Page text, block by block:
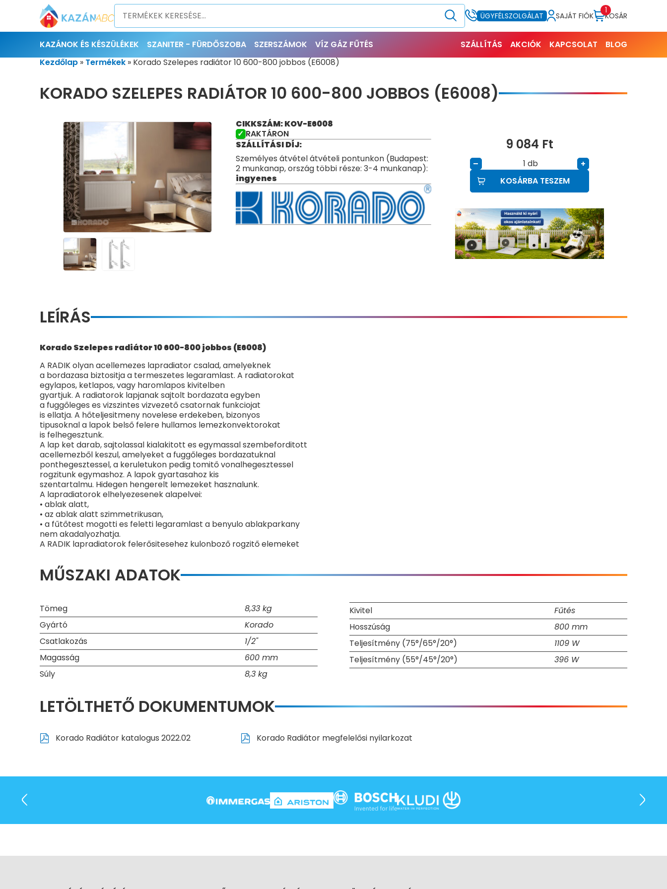
ÜGYFÉLSZOLGÁLAT SAJÁT FIÓK KOSÁR
1
KAZÁNOK ÉS KÉSZÜLÉKEK SZANITER - FÜRDŐSZOBA SZERSZÁMOK VÍZ GÁZ FŰTÉS SZÁLLÍTÁS AKCIÓK KAPCSOLAT
BLOG
Kezdőlap » Termékek » Korado Szelepes radiátor 10 600-800 jobbos (E6008)
KORADO SZELEPES RADIÁTOR 10 600-800 JOBBOS (E6008)
CIKKSZÁM: KOV-E6008
RAKTÁRON
SZÁLLÍTÁSI DÍJ:
Személyes átvétel átvételi pontunkon (Budapest:
2 munkanap, ország többi része: 3-4 munkanap):
ingyenes
9 084 Ft
– db
+
KOSÁRBA TESZEM
LEÍRÁS
Korado Szelepes radiátor 10 600-800 jobbos (E6008)
A RADIK olyan acellemezes lapradiator csalad, amelyeknek
a bordazasa biztositja a termeszetes legaramlast. A radiatorokat
egylapos, ketlapos, vagy haromlapos kivitelben
gyartjuk. A radiatorok lapjanak sajtolt bordazata egyben
a fuggőleges es vizszintes vizvezető csatornak funkciojat
is ellatja. A hőteljesitmeny novelese erdekeben, bizonyos
tipusoknal a lapok belső felere hullamos lemezkonvektorokat
is felhegesztunk.
A lap ket darab, sajtolassal kialakitott es egymassal szembeforditott
acellemezből keszul, amelyeket a fuggőleges bordazatuknal
ponthegesztessel, a keruletukon pedig tomitő vonalhegesztessel
rogzitunk egymashoz. A lapok gyartasahoz kis
szentartalmu. Hidegen hengerelt lemezeket hasznalunk.
A lapradiatorok elhelyezesenek alapelvei:
• ablak alatt,
• az ablak alatt szimmetrikusan,
• a fűtőtest mogotti es feletti legaramlast a benyulo ablakparkany
nem akadalyozhatja.
A RADIK lapradiatorok felerősitesehez kulonboző rogzitő elemeket
MŰSZAKI ADATOK
Tömeg
8,33 kg
Gyártó
Korado
Csatlakozás
1/2"
Magasság
600 mm
Súly
8,3 kg
Kivitel
Fűtés
Hosszúság
800 mm
Teljesítmény (75°/65°/20°)
1109 W
Teljesítmény (55°/45°/20°)
396 W
LETÖLTHETŐ DOKUMENTUMOK
Korado Radiátor katalogus 2022.02 Korado Radiátor megfelelősi nyilarkozat